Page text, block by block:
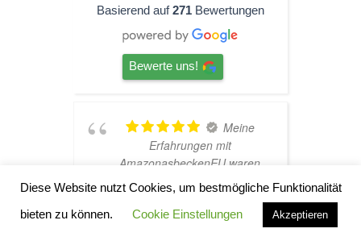
Basierend auf271 Bewertungen
Bewerte uns!
zur
TOP
Hardscape im Laden und
sehr nette Beratung! Ich bin
super Glücklich mit meinem
Beståbecken
Diese Website nutzt Cookies, um bestmögliche Funktionalität
bieten zu können.
Cookie Einstellungen Akzeptieren